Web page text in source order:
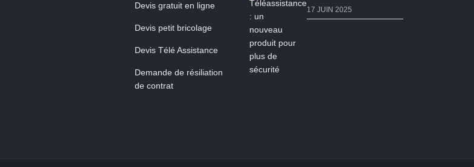
Devis gratuit en ligne
Devis petit bricolage
Devis Télé Assistance
Demande de résiliation
de contrat
17 JUIN 2025